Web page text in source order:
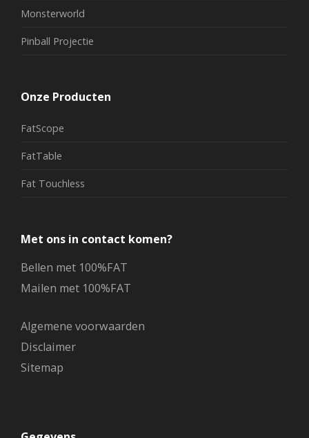
Monsterworld
Pinball Projectie
Onze Producten
FatScope
FatTable
Fat Touchless
Met ons in contact komen?
Bellen met 100%FAT
Mailen met 100%FAT
Algemene voorwaarden
Disclaimer
Sitemap